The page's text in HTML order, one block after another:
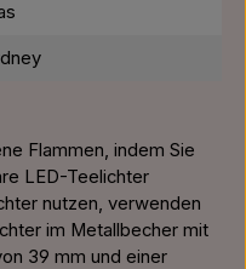
Flammen, indem Sie
LED-Teelichter
nutzen, verwenden
im Metallbecher mit
39 mm und einer